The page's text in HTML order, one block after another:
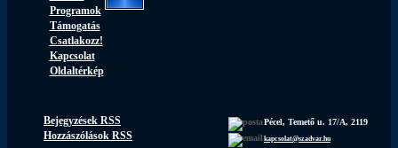
Programok
Támogatás
Csatlakozz!
Kapcsolat
Oldaltérkép
Bejegyzések RSS
Hozzászólások RSS
Pécel, Temető u. 17/A, 2119
kapcsolat@szadvar.hu